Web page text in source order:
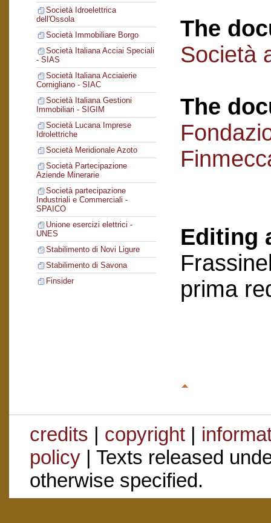
Società Idroelettrica
dell'Ossola
Società Immobiliare Borgo
Società Italiana Acciai Speciali
- SIAS
Società Italiana Acciaierie
Cornigliano - SIAC
Società Italiana Gestioni
Immobiliari - SIGIM
Società Lucana Imprese
Idrolettriche
Società Meridionale Azoto
Società Partecipazione
Aziende Minerarie
Società partecipazione
Industriali e Commerciali -
SPAICO
Unione esercizi elettrici -
UNES
Stabilimento di Novi Ligure
Stabilimento di Savona
Finsider
The
Società
The
Editing
prima
credits | copyright|
policy| Texts released
otherwise specified.